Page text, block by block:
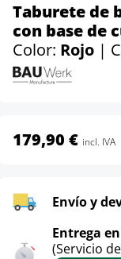
Taburete de
con base de
Color: Rojo |
179,90 € incl. IVA
Envío y
Entrega
(Servicio